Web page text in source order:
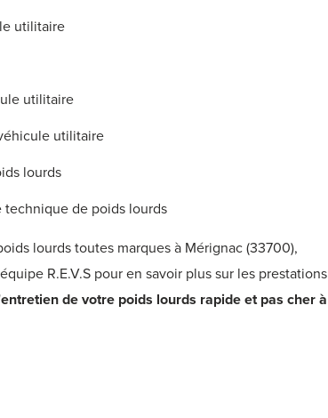
utilitaire
utilitaire
utilitaire
lourds
technique de poids lourds
lourds toutes marques à Mérignac (33700),
R.E.V.S pour en savoir plus sur les prestations
entretien de votre poids lourds rapide et pas cher à